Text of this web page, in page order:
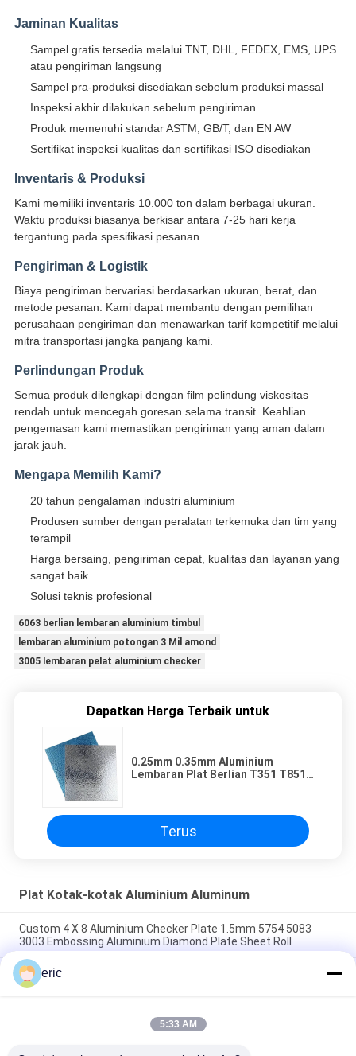
Jaminan Kualitas
Sampel gratis tersedia melalui TNT, DHL, FEDEX, EMS, UPS
atau pengiriman langsung
Sampel pra-produksi disediakan sebelum produksi massal
Inspeksi akhir dilakukan sebelum pengiriman
Produk memenuhi standar ASTM, GB/T, dan EN AW
Sertifikat inspeksi kualitas dan sertifikasi ISO disediakan
Inventaris & Produksi
Kami memiliki inventaris 10.000 ton dalam berbagai ukuran.
Waktu produksi biasanya berkisar antara 7-25 hari kerja
tergantung pada spesifikasi pesanan.
Pengiriman & Logistik
Biaya pengiriman bervariasi berdasarkan ukuran, berat, dan
metode pesanan. Kami dapat membantu dengan pemilihan
perusahaan pengiriman dan menawarkan tarif kompetitif melalui
mitra transportasi jangka panjang kami.
Perlindungan Produk
Semua produk dilengkapi dengan film pelindung viskositas
rendah untuk mencegah goresan selama transit. Keahlian
pengemasan kami memastikan pengiriman yang aman dalam
jarak jauh.
Mengapa Memilih Kami?
20 tahun pengalaman industri aluminium
Produsen sumber dengan peralatan terkemuka dan tim yang
terampil
Harga bersaing, pengiriman cepat, kualitas dan layanan yang
sangat baik
Solusi teknis profesional
6063 berlian lembaran aluminium timbul
lembaran aluminium potongan 3 Mil amond
3005 lembaran pelat aluminium checker
Dapatkan Harga Terbaik untuk
0.25mm 0.35mm Aluminium
Lembaran Plat Berlian T351 T851
Terus
Plat Kotak-kotak Aluminium Aluminum
Custom 4 X 8 Aluminium Checker Plate 1.5mm 5754 5083
3003 Embossing Aluminium Diamond Plate Sheet Roll
0.8mm 1.5mm Kustom Timbul Aluminium Diamond Sheet 4 X
8 Aluminium Checker Plate
Pelat Checker Aluminium 3003 6061 Pelat Tapak Berlian
Aluminium 5 Bar Pola Anti-Selip Timbul Lembaran Berlian
eric
5:33 AM